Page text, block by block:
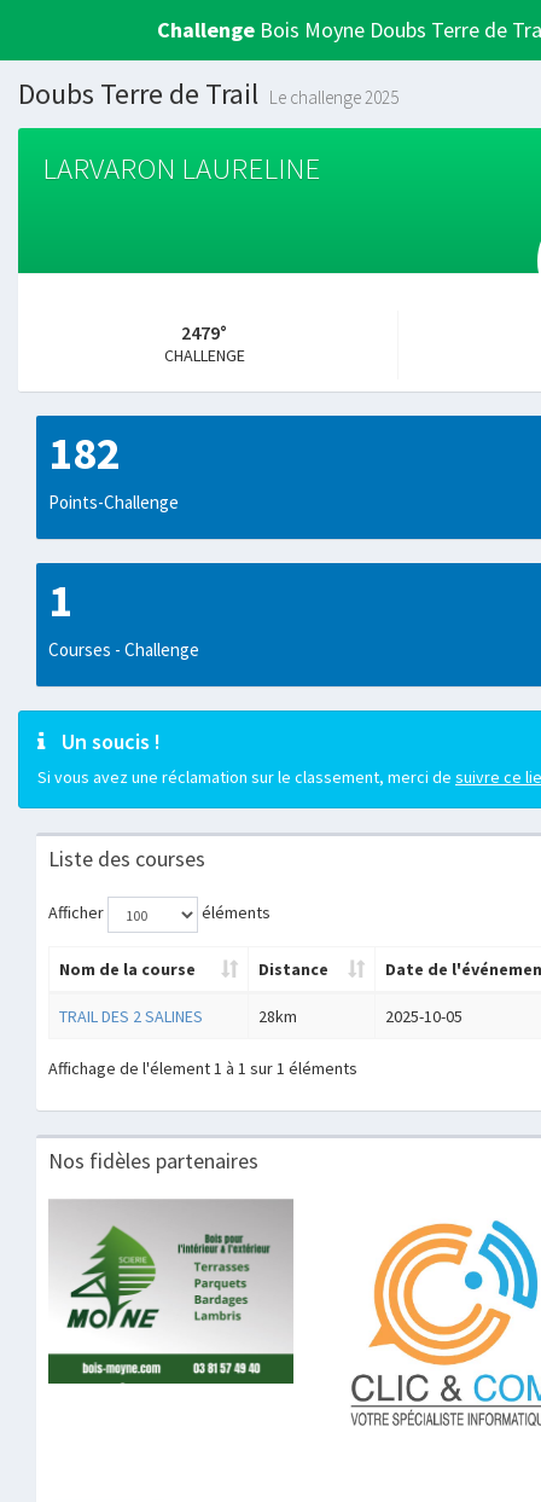
Challenge Bois Moyne Doubs Terre de
Doubs Terre de Trail Le challenge 2025
LARVARON LAURELINE
2479°
CHALLENGE
182
Points-Challenge
1
Courses - Challenge
Un soucis !
Si vous avez une réclamation sur le classement, merci de suivre ce
Liste des courses
Afficher éléments
Nom de la course Distance Date de
TRAIL DES 2 SALINES 28km 2025-10-05
Affichage de l'élement 1 à 1 sur 1 éléments
Nos fidèles partenaires